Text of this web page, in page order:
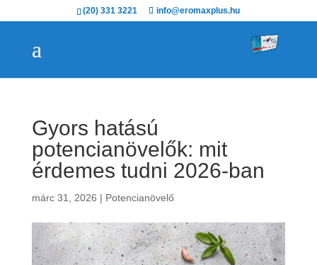
(20) 331 3221 info@eromaxplus.hu
Gyors hatású
potencianövelők: mit
érdemes tudni 2026-ban
márc 31, 2026 | Potencianövelő